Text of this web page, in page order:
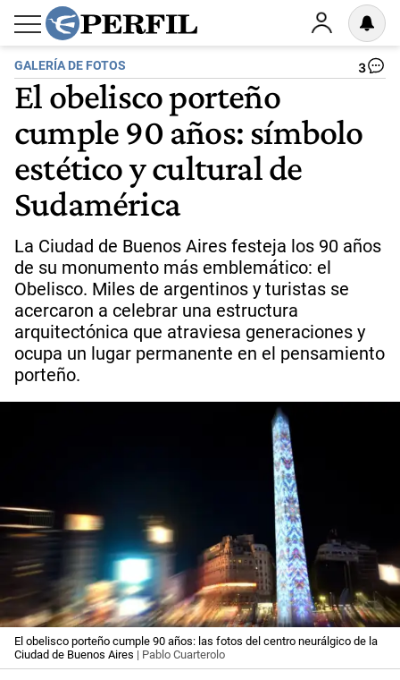
GALERÍA DE FOTOS 3
El obelisco porteño
cumple 90 años: símbolo
estético y cultural de
Sudamérica
La Ciudad de Buenos Aires festeja los 90 años
de su monumento más emblemático: el
Obelisco. Miles de argentinos y turistas se
acercaron a celebrar una estructura
arquitectónica que atraviesa generaciones y
ocupa un lugar permanente en el pensamiento
porteño.
El obelisco porteño cumple 90 años: las fotos del centro neurálgico de la
Ciudad de Buenos Aires | Pablo Cuarterolo